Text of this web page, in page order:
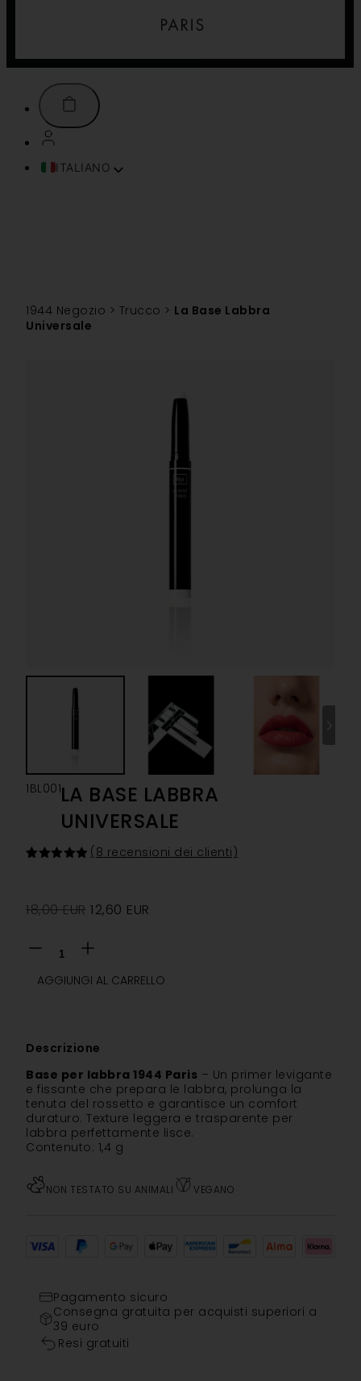
ITALIANO
简体中文
1944 Negozio > Trucco > La Base Labbra
Universale
LA BASE LABBRA
UNIVERSALE
1BL001
di
recensioni
( 8 recensioni dei clienti)
18,00EUR 12,60 EUR
Descrizione
Base per labbra 1944 Paris – Un primer levigante
e fissante che prepara le labbra, prolunga la
tenuta del rossetto e garantisce un comfort
duraturo. Texture leggera e trasparente per
labbra perfettamente lisce.
Contenuto: 1,4 g
NON TESTATO SU ANIMALI VEGANO
AGGIUNGI AL CARRELLO
Pagamento sicuro
Consegna gratuita per acquisti superiori a
39 euro
Resi gratuiti